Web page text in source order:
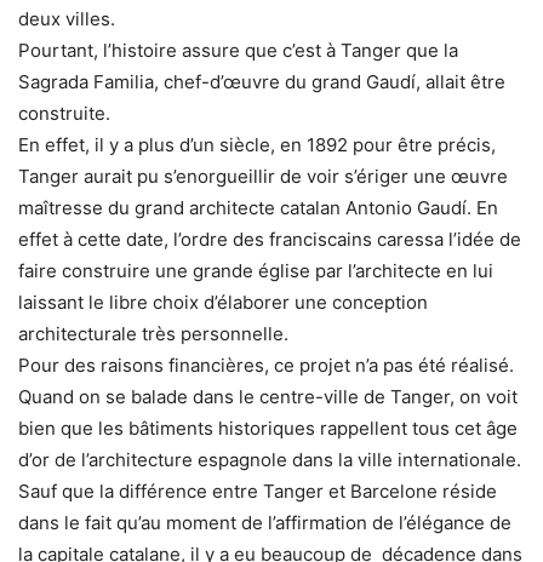
deux villes.
Pourtant, l’histoire assure que c’est à Tanger que la
Sagrada Familia, chef-d’œuvre du grand Gaudí, allait être
construite.
En effet, il y a plus d’un siècle, en 1892 pour être précis,
Tanger aurait pu s’enorgueillir de voir s’ériger une œuvre
maîtresse du grand architecte catalan Antonio Gaudí. En
effet à cette date, l’ordre des franciscains caressa l’idée de
faire construire une grande église par l’architecte en lui
laissant le libre choix d’élaborer une conception
architecturale très personnelle.
Pour des raisons financières, ce projet n’a pas été réalisé.
Quand on se balade dans le centre-ville de Tanger, on voit
bien que les bâtiments historiques rappellent tous cet âge
d’or de l’architecture espagnole dans la ville internationale.
Sauf que la différence entre Tanger et Barcelone réside
dans le fait qu’au moment de l’affirmation de l’élégance de
la capitale catalane, il y a eu beaucoup de décadence dans